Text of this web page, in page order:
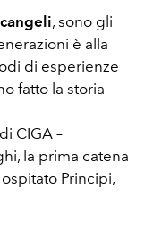
, sono gli
è alla
di esperienze
fatto la storia
CIGA –
la prima catena
Principi,